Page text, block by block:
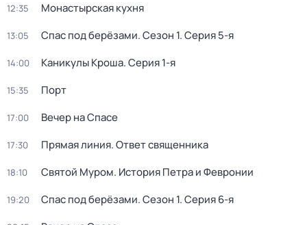
12:35 Монастырская кухня
13:05 Спас под берёзами. Сезон 1. Серия 5-я
14:00 Каникулы Кроша. Серия 1-я
15:35 Порт
17:00 Вечер на Спасе
17:30 Прямая линия. Ответ священника
18:10 Святой Муром. История Петра и Февронии
19:20 Спас под берёзами. Сезон 1. Серия 6-я